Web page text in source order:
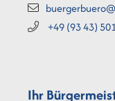
+49 (9343)
Ihr